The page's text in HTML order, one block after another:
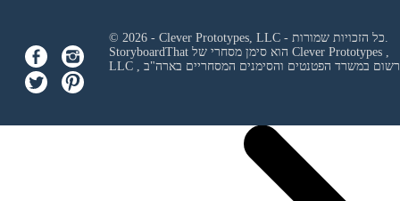
© 2026 - Clever Prototypes, LLC - כל הזכויות שמורות.
Clever Prototypes ,
LLC
ורשום במשרד הפטנטים והסימנים המסחריים בארה"ב